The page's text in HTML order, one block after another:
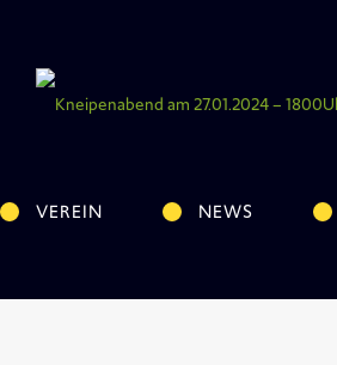
VEREIN NEWS